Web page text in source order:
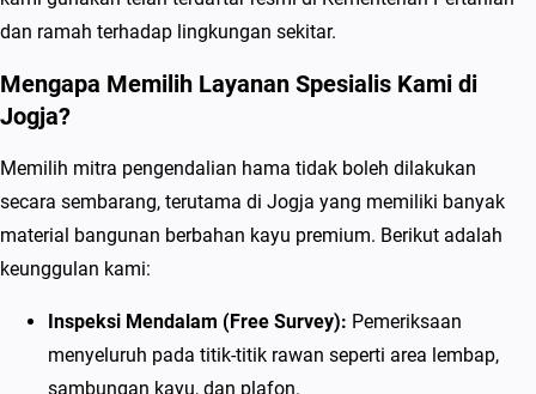
l
i
s
P
m
b
a
s
dan ramah terhadap lingkungan sekitar.
Mengapa Memilih Layanan Spesialis Kami di
Jogja?
Memilih mitra pengendalian hama tidak boleh dilakukan
secara sembarang, terutama di Jogja yang memiliki banyak
material bangunan berbahan kayu premium. Berikut adalah
keunggulan kami:
Inspeksi Mendalam (Free Survey): Pemeriksaan
menyeluruh pada titik-titik rawan seperti area lembap,
sambungan kayu, dan plafon.